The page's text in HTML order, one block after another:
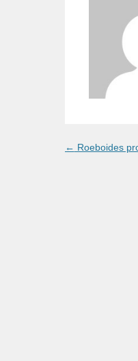
Post
← Roeboides